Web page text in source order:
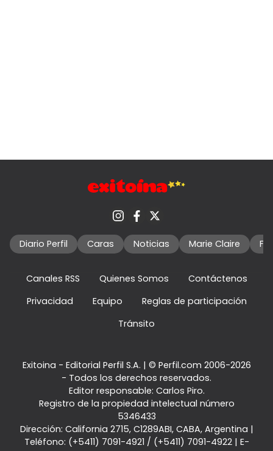
Diario Perfil Caras Noticias Marie Claire
Canales RSS Quienes Somos
Contáctenos
Privacidad
Equipo
Reglas de participación
Tránsito
Exitoina - Editorial Perfil S.A. | © Perfil.com 2006-2026
- Todos los derechos reservados.
Editor responsable: Carlos Piro.
Registro de la propiedad intelectual número
5346433
Dirección: California 2715, C1289ABI, CABA, Argentina |
Teléfono: (+5411) 7091-4921 / (+5411) 7091-4922| E-